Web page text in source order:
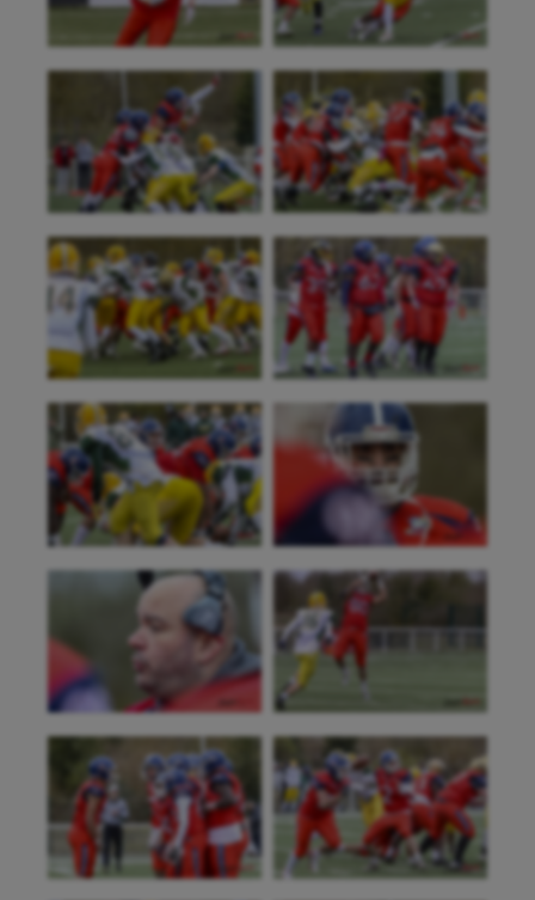
Balle à la main
Ballon au poing
Baseball
Billard
Boules lyonnaises
Canoë-kayak
Cerf Volant
Cheerleading
Course à pied
Crossfit
Cyclisme
Danse
Equitation
Escalade
Escrime
Fitness
Flag football
Football américain